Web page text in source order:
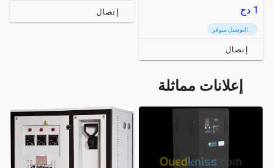
1 دج
التوصيل متوفر
إتصال
إتصال
إعلانات مماثلة